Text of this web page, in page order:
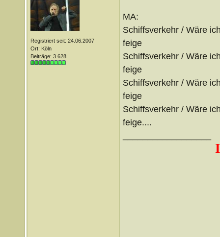
Registriert seit: 24.06.2007
Ort: Köln
Beiträge: 3.628
MA:
Schiffsverkehr / Wäre
feige
Schiffsverkehr / Wäre
feige
Schiffsverkehr / Wäre
feige
Schiffsverkehr / Wäre
feige....